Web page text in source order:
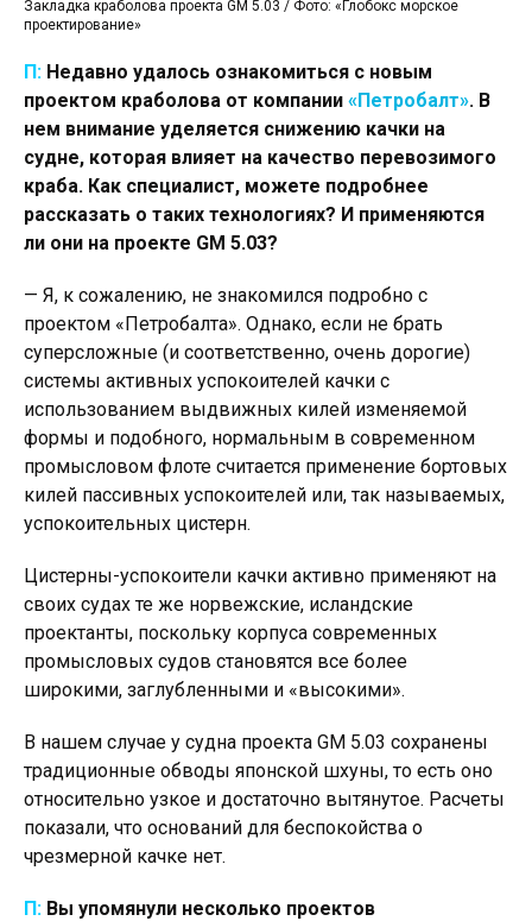
Закладка краболова проекта GM 5.03 / Фото: «Глобокс морское
проектирование»
П: Недавно удалось ознакомиться с новым
проектом краболова от компании «Петробалт». В
нем внимание уделяется снижению качки на
судне, которая влияет на качество перевозимого
краба. Как специалист, можете подробнее
рассказать о таких технологиях? И применяются
ли они на проекте GM 5.03?
— Я, к сожалению, не знакомился подробно с
проектом «Петробалта». Однако, если не брать
суперсложные (и соответственно, очень дорогие)
системы активных успокоителей качки с
использованием выдвижных килей изменяемой
формы и подобного, нормальным в современном
промысловом флоте считается применение бортовых
килей пассивных успокоителей или, так называемых,
успокоительных цистерн.
Цистерны-успокоители качки активно применяют на
своих судах те же норвежские, исландские
проектанты, поскольку корпуса современных
промысловых судов становятся все более
широкими, заглубленными и «высокими».
В нашем случае у судна проекта GM 5.03 сохранены
традиционные обводы японской шхуны, то есть оно
относительно узкое и достаточно вытянутое. Расчеты
показали, что оснований для беспокойства о
чрезмерной качке нет.
П: Вы упомянули несколько проектов